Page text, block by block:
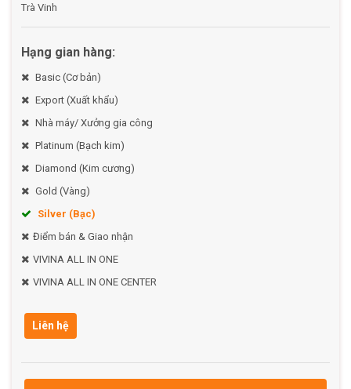
động cơ bắp.
sung canxi, phù hợp cho người lớn tuổi.
Ý nghĩa sản phẩm:
Kẹo dừa sáp mật hoa dừa không chỉ là món ăn vặt thơm
trải nghiệm ẩm thực độc đáo từ vùng đất Trà Vinh.
Trà Vinh
Hạng gian hàng:
Basic (Cơ bản)
Export (Xuất khẩu)
Nhà máy/ Xưởng gia công
Platinum (Bạch kim)
Diamond (Kim cương)
Gold (Vàng)
Silver (Bạc)
Điểm bán & Giao nhận
VIVINA ALL IN ONE
VIVINA ALL IN ONE CENTER
Liên hệ